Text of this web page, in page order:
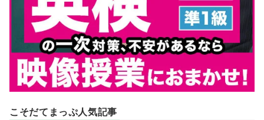
こそだてまっぷ人気記事